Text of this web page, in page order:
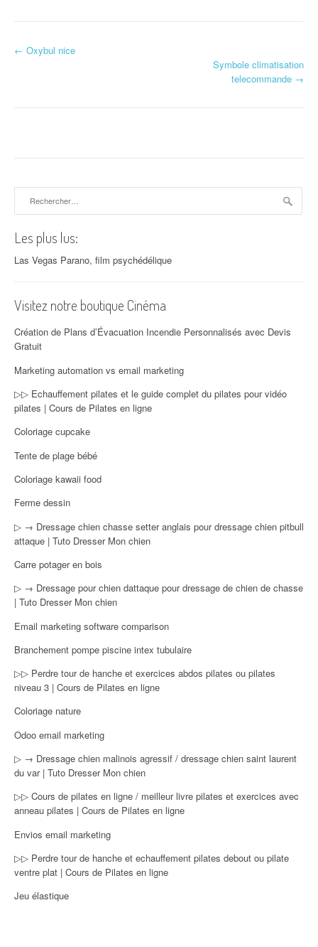
Navigation d'article
← Oxybul nice
Symbole climatisation
telecommande →
Les plus lus:
Las Vegas Parano, film psychédélique
Visitez notre boutique Cinéma
Création de Plans d’Évacuation Incendie Personnalisés avec Devis
Gratuit
Marketing automation vs email marketing
▷▷ Echauffement pilates et le guide complet du pilates pour vidéo
pilates | Cours de Pilates en ligne
Coloriage cupcake
Tente de plage bébé
Coloriage kawaii food
Ferme dessin
▷ → Dressage chien chasse setter anglais pour dressage chien pitbull
attaque | Tuto Dresser Mon chien
Carre potager en bois
▷ → Dressage pour chien dattaque pour dressage de chien de chasse
| Tuto Dresser Mon chien
Email marketing software comparison
Branchement pompe piscine intex tubulaire
▷▷ Perdre tour de hanche et exercices abdos pilates ou pilates
niveau 3 | Cours de Pilates en ligne
Coloriage nature
Odoo email marketing
▷ → Dressage chien malinois agressif / dressage chien saint laurent
du var | Tuto Dresser Mon chien
▷▷ Cours de pilates en ligne / meilleur livre pilates et exercices avec
anneau pilates | Cours de Pilates en ligne
Envios email marketing
▷▷ Perdre tour de hanche et echauffement pilates debout ou pilate
ventre plat | Cours de Pilates en ligne
Jeu élastique